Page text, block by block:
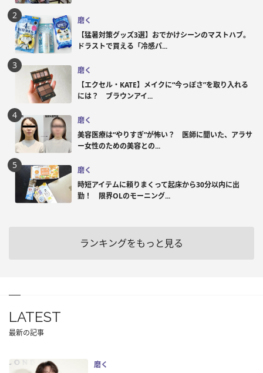
磨く
【猛暑対策グッズ3選】おでかけシーンのマストハブ。
ドラストで買える「冷感パ...
磨く
【エクセル・KATE】メイクに“今っぽさ”を取り入れる
には？ ブラウンアイ...
磨く
美容医療は“やりすぎ”が怖い？ 医師に聞いた、アラサ
ー女性のための美容との...
磨く
時短アイテムに頼りまくって起床から30分以内に出
勤！ 限界OLのモーニング...
ランキングをもっと見る
LATEST
最新の記事
磨く